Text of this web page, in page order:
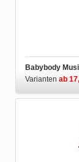
Babybody
Varianten ab